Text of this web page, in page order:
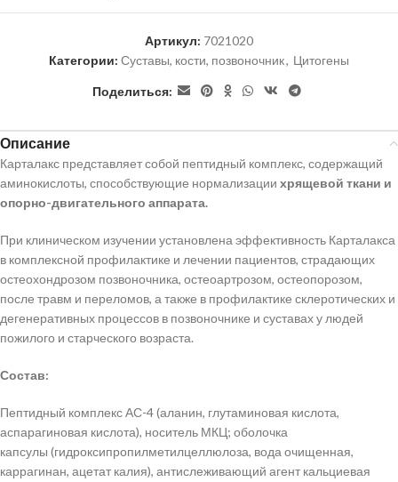
Артикул: 7021020
Категории: Суставы, кости, позвоночник, Цитогены
Поделиться:
Описание
Карталакс представляет собой пептидный комплекс, содержащий
аминокислоты, способствующие нормализации хрящевой ткани и
опорно-двигательного аппарата.
При клиническом изучении установлена эффективность Карталакса
в комплексной профилактике и лечении пациентов, страдающих
остеохондрозом позвоночника, остеоартрозом, остеопорозом,
после травм и переломов, а также в профилактике склеротических и
дегенеративных процессов в позвоночнике и суставах у людей
пожилого и старческого возраста.
Состав:
Пептидный комплекс АС-4 (аланин, глутаминовая кислота,
аспарагиновая кислота), носитель МКЦ; оболочка
капсулы (гидроксипропилметилцеллюлоза, вода очищенная,
каррагинан, ацетат калия), антислеживающий агент кальциевая